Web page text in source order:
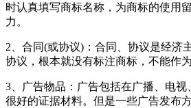
时认真填写商标名称，为商标的使用
力。
2、合同(或协议)：合同、协议是经济
协议，根本就没有标注商标，不能作
3、广告物品：广告包括在广播、电
很好的证据材料。但是一些广告发布